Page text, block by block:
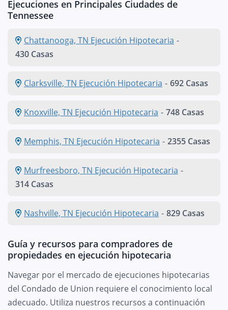
Ejecuciones en Principales Ciudades de
Tennessee
Chattanooga, TN Ejecución Hipotecaria -
430 Casas
Clarksville, TN Ejecución Hipotecaria - 692 Casas
Knoxville, TN Ejecución Hipotecaria - 748 Casas
Memphis, TN Ejecución Hipotecaria - 2355 Casas
Murfreesboro, TN Ejecución Hipotecaria -
314 Casas
Nashville, TN Ejecución Hipotecaria - 829 Casas
Guía y recursos para compradores de
propiedades en ejecución hipotecaria
Navegar por el mercado de ejecuciones hipotecarias
del Condado de Union requiere el conocimiento local
adecuado. Utiliza nuestros recursos a continuación